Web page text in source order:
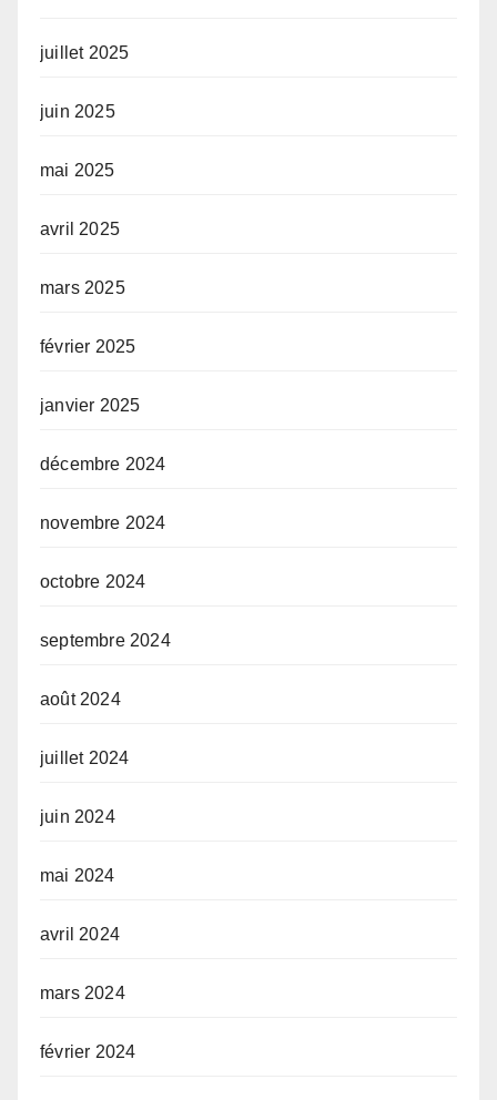
juillet 2025
juin 2025
mai 2025
avril 2025
mars 2025
février 2025
janvier 2025
décembre 2024
novembre 2024
octobre 2024
septembre 2024
août 2024
juillet 2024
juin 2024
mai 2024
avril 2024
mars 2024
février 2024